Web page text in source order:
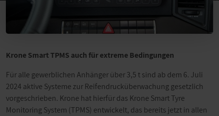
Krone Smart TPMS auch für extreme Bedingungen
Für alle gewerblichen Anhänger über 3,5 t sind ab dem 6. Juli
2024 aktive Systeme zur Reifendrucküberwachung gesetzlich
vorgeschrieben. Krone hat hierfür das Krone Smart Tyre
Monitoring System (TPMS) entwickelt, das bereits jetzt in allen